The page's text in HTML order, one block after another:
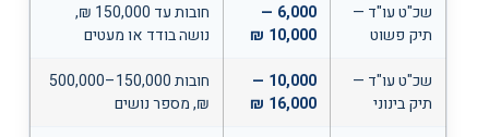
שכ"ט עו"ד —
תיק פשוט
6,000 —
10,000 ₪
חובות עד 150,000 ₪,
נושה בודד או מעטים
שכ"ט עו"ד —
תיק בינוני
10,000 —
16,000 ₪
חובות 150,000–500,000
₪, מספר נושים